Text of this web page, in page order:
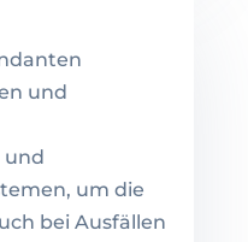
und
um die
bei Ausfällen